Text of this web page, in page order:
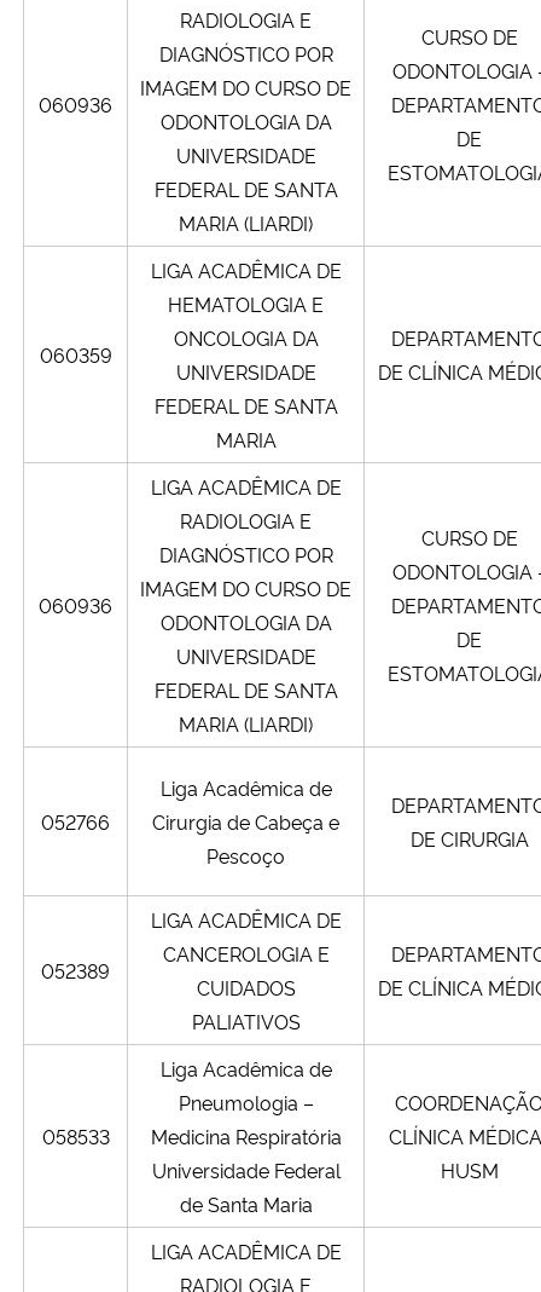
060936
RADIOLOGIA E
DIAGNÓSTICO POR
IMAGEM DO CURSO DE
ODONTOLOGIA DA
UNIVERSIDADE
FEDERAL DE SANTA
MARIA (LIARDI)
CURSO DE
ODONTOLOGIA
DE
060359
LIGA ACADÊMICA DE
HEMATOLOGIA E
ONCOLOGIA DA
UNIVERSIDADE
FEDERAL DE SANTA
MARIA
DE CLÍNICA
060936
LIGA ACADÊMICA DE
RADIOLOGIA E
DIAGNÓSTICO POR
IMAGEM DO CURSO DE
ODONTOLOGIA DA
UNIVERSIDADE
FEDERAL DE SANTA
MARIA (LIARDI)
CURSO DE
ODONTOLOGIA
DE
052766
Liga Acadêmica de
Cirurgia de Cabeça e
Pescoço
DE CIRURGIA
052389
LIGA ACADÊMICA DE
CANCEROLOGIA E
CUIDADOS
PALIATIVOS
DE CLÍNICA
058533
Liga Acadêmica de
Pneumologia –
Medicina Respiratória
Universidade Federal
de Santa Maria
CLÍNICA
HUSM
LIGA ACADÊMICA DE
RADIOLOGIA E